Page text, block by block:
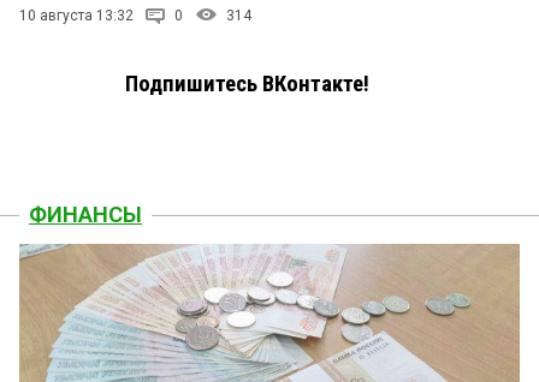
10 августа 13:32 0 314
Подпишитесь ВКонтакте!
ФИНАНСЫ